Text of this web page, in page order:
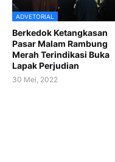
ADVETORIAL
Berkedok Ketangkasan
Pasar Malam Rambung
Merah Terindikasi Buka
Lapak Perjudian
30 Mei, 2022